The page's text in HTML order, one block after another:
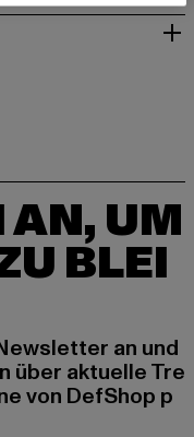
AN, UM
BLEI
an und
über aktuelle Tre
von DefShop p